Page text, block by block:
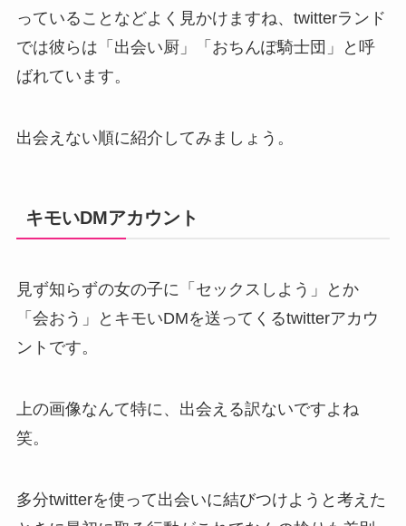
っていることなどよく見かけますね、twitterランド
では彼らは「出会い厨」「おちんぽ騎士団」と呼
ばれています。
出会えない順に紹介してみましょう。
キモいDMアカウント
見ず知らずの女の子に「セックスしよう」とか
「会おう」とキモいDMを送ってくるtwitterアカウ
ントです。
上の画像なんて特に、出会える訳ないですよね
笑。
多分twitterを使って出会いに結びつけようと考えた